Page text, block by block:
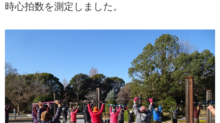
時心拍数を測定しました。